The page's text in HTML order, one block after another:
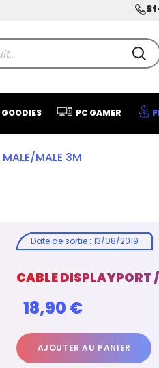
GOODIES PC GAMER
MALE 3M
Date de sortie: 13/08/2019
CABLE DISPLAYPORT
18,90 €
AJOUTER AU PANIER